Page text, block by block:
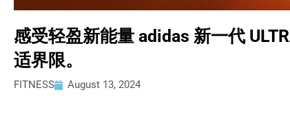
感受轻盈新能量 adidas 新一代
适界限。
FITNESS August 13, 2024